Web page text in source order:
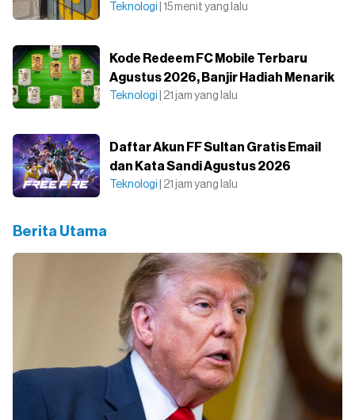
Teknologi | 15 menit yang lalu
Kode Redeem FC Mobile Terbaru
Agustus 2026, Banjir Hadiah Menarik
Teknologi | 21 jam yang lalu
Daftar Akun FF Sultan Gratis Email
dan Kata Sandi Agustus 2026
Teknologi | 21 jam yang lalu
Berita Utama